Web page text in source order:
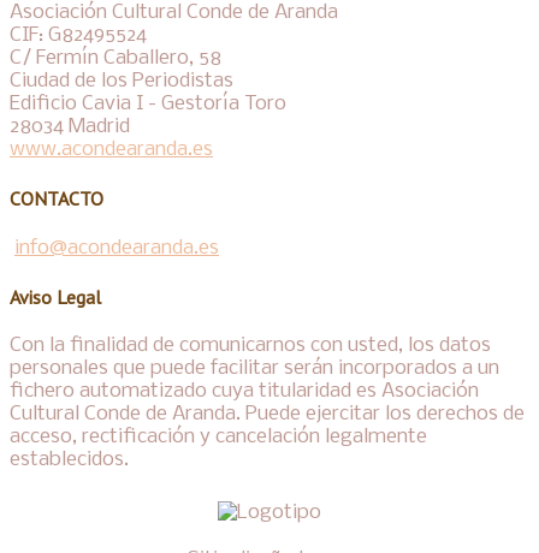
Asociación Cultural Conde de Aranda
CIF: G82495524
C/ Fermín Caballero, 58
Ciudad de los Periodistas
Edificio Cavia I - Gestoría Toro
28034 Madrid
www.acondearanda.es
CONTACTO
info@acondearanda.es
Aviso Legal
Con la finalidad de comunicarnos con usted, los datos
personales que puede facilitar serán incorporados a un
fichero automatizado cuya titularidad es Asociación
Cultural Conde de Aranda. Puede ejercitar los derechos de
acceso, rectificación y cancelación legalmente
establecidos.